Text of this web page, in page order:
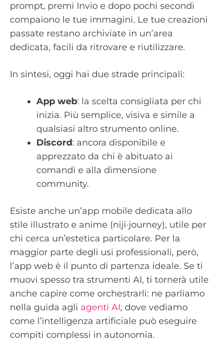
prompt, premi Invio e dopo pochi secondi
compaiono le tue immagini. Le tue creazioni
passate restano archiviate in un’area
dedicata, facili da ritrovare e riutilizzare.
In sintesi, oggi hai due strade principali:
App web: la scelta consigliata per chi
inizia. Più semplice, visiva e simile a
qualsiasi altro strumento online.
Discord: ancora disponibile e
apprezzato da chi è abituato ai
comandi e alla dimensione
community.
Esiste anche un’app mobile dedicata allo
stile illustrato e anime (niji·journey), utile per
chi cerca un’estetica particolare. Per la
maggior parte degli usi professionali, però,
l’app web è il punto di partenza ideale. Se ti
muovi spesso tra strumenti AI, ti tornerà utile
anche capire come orchestrarli: ne parliamo
nella guida agli agenti AI, dove vediamo
come l’intelligenza artificiale può eseguire
compiti complessi in autonomia.